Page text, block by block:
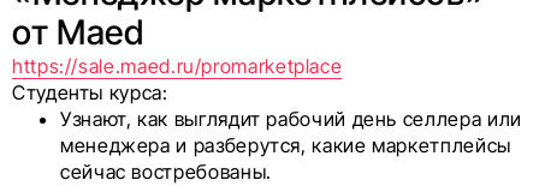
от Maed
https://sale.maed.ru/promarketplace
Студенты курса:
Узнают, как выглядит рабочий день селлера или
менеджера и разберутся, какие маркетплейсы
сейчас востребованы.